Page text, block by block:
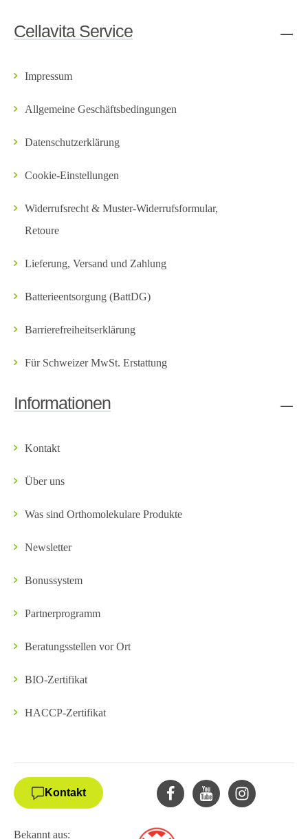
Cellavita Service
Impressum
Allgemeine Geschäftsbedingungen
Datenschutzerklärung
Cookie-Einstellungen
Widerrufsrecht & Muster-Widerrufsformular,
Retoure
Lieferung, Versand und Zahlung
Batterieentsorgung (BattDG)
Barrierefreiheitserklärung
Für Schweizer MwSt. Erstattung
Informationen
Kontakt
Über uns
Was sind Orthomolekulare Produkte
Newsletter
Bonussystem
Partnerprogramm
Beratungsstellen vor Ort
BIO-Zertifikat
HACCP-Zertifikat
Kontakt
Bekannt aus: